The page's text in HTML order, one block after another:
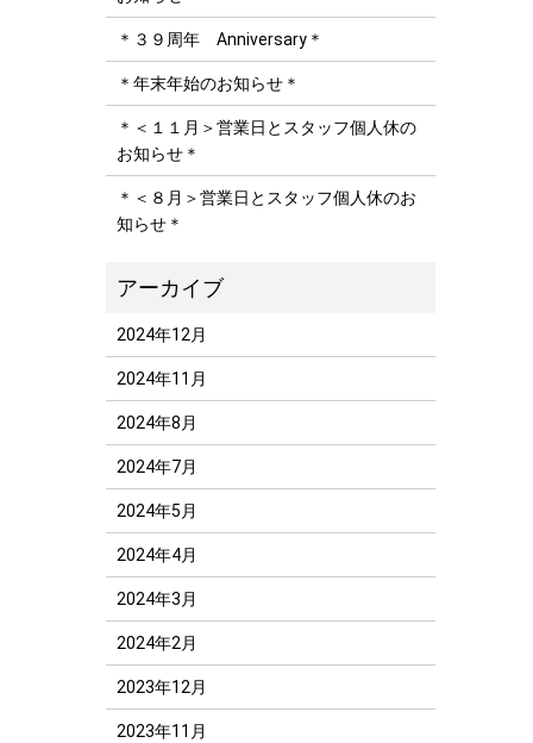
＊３９周年 Anniversary＊
＊年末年始のお知らせ＊
＊＜１１月＞営業日とスタッフ個人休の
お知らせ＊
＊＜８月＞営業日とスタッフ個人休のお
知らせ＊
2024年12月
2024年11月
2024年8月
2024年7月
2024年5月
2024年4月
2024年3月
2024年2月
2023年12月
2023年11月